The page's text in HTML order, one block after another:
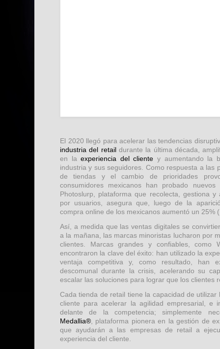
El 2020 llegó para acelerar las tendencias
industria del retail durante la última década,
en laexperiencia del cliente y aumentando la
industria y sus seguidores. Como respuesta a las
de tiendas y el cambio de prioridades
consumidores mexicanos han probado nuevos
Photoslurp, plataforma que recolecta, gestiona
por usuarios, asegura que, luego de la
compra online de los mexicanos aumentó un 25%
Así, a medida que las ventas digitales se
a la mañana, las marcas minoristas lucharon por
clientes. Marcas grandes y confiables, como
encontraron la clave del éxito: han utilizado la
ventaja competitiva y, como resultado, han
descomunal durante la crisis, acelerando su
escalar las soluciones para lograr que los clientes
Cada tienda de retail tiene la capacidad de
cliente para acelerar la agilidad empresarial, e
delante de la competencia; simplemente
Medallia® , plataforma pionera en la gestión de
que ayudarán a las empresas de retail a
experiencia del cliente.